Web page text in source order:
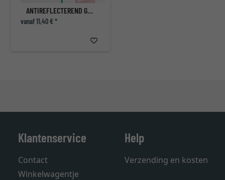
ANTIREFLECTEREND GLAS - ONTSPIEGELD GLAS VOOR FOTOKADERS
vanaf 11,40 € *
Klantenservice
Contact
Winkelwagentje
Help
Verzending en kosten